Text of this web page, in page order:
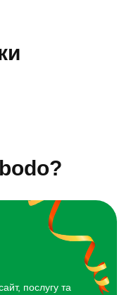
3920 грн
4000 грн
дівчинці на 4 роки
послугу та